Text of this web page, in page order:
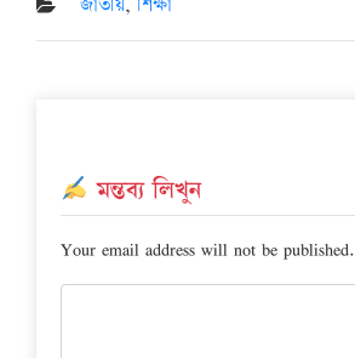
মন্তব্য লিখুন
Your email address will not be published.